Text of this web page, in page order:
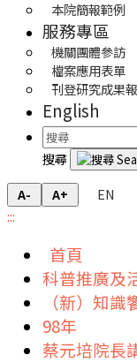
本院簡報範例
服務專區
機關團體參訪
檔案應用表單
刊登研究成果
English
搜尋
A- A+
EN
:::
首頁
科普推廣及
（新）知識
98年
蔡元培院長